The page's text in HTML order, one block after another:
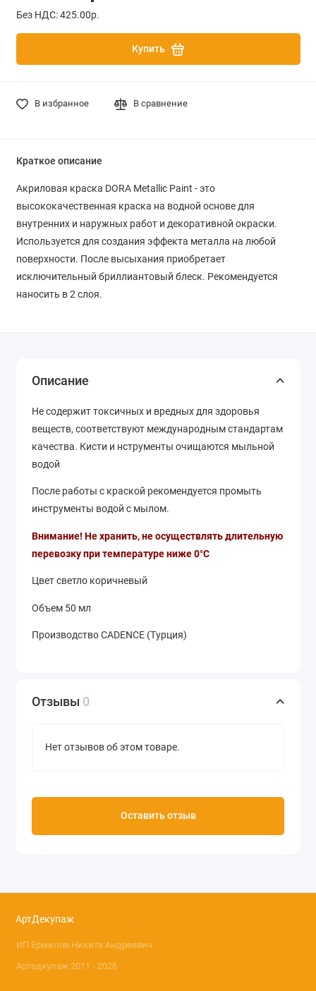
Без НДС: 425.00р.
Купить
В избранное В сравнение
Краткое описание
Акриловая краска DORA Metallic Paint - это
высококачественная краска на водной основе для
внутренних и наружных работ и декоративной окраски.
Используется для создания эффекта металла на любой
поверхности. После высыхания приобретает
исключительный бриллиантовый блеск. Рекомендуется
наносить в 2 слоя.
Описание
Не содержит токсичных и вредных для здоровья
веществ, соответствуют международным стандартам
качества. Кисти и нструменты очищаются мыльной
водой
После работы с краской рекомендуется промыть
инструменты водой с мылом.
Внимание! Не хранить, не осуществлять длительную
перевозку при температуре ниже 0°С
Цвет светло коричневый
Объем 50 мл
Производство CADENCE (Турция)
Отзывы 0
Нет отзывов об этом товаре.
Оставить отзыв
АртДекупаж
ИП Ермилов Никита Андреевич
Артедкупаж 2011 - 2026